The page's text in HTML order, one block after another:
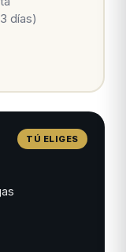
días)